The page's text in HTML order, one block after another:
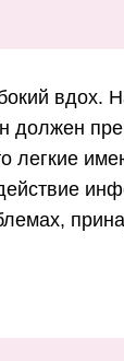
вдох.
должен
легкие